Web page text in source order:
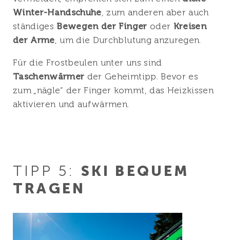
Winter-Handschuhe, zum anderen aber auch
ständiges Bewegen der Finger oder Kreisen
der Arme, um die Durchblutung anzuregen.
Für die Frostbeulen unter uns sind
Taschenwärmer der Geheimtipp. Bevor es
zum „nägle“ der Finger kommt, das Heizkissen
aktivieren und aufwärmen.
TIPP 5: SKI BEQUEM
TRAGEN